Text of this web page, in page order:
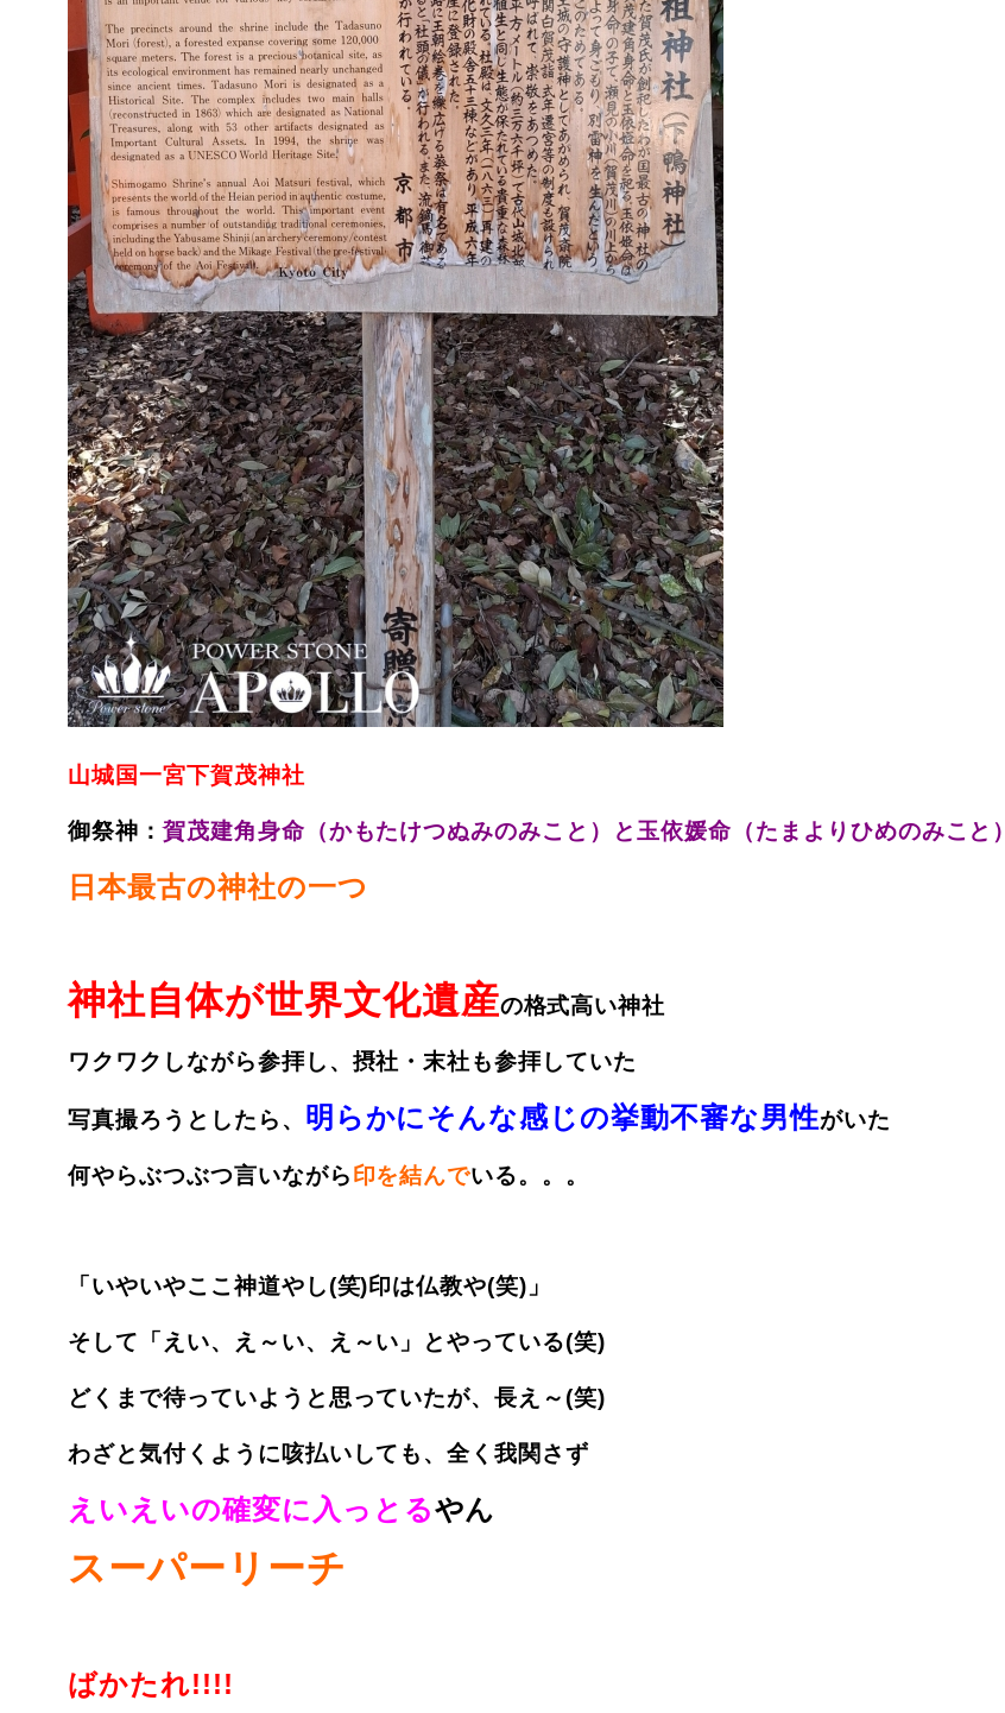
山城国一宮下賀茂神社
御祭神：賀茂建角身命（かもたけつぬみのみこと）と玉依媛命（たまよりひめのみこと）
日本最古の神社の一つ
神社自体が世界文化遺産の格式高い神社
ワクワクしながら参拝し、摂社・末社も参拝していた
写真撮ろうとしたら、 明らかにそんな感じの挙動不審な男性がいた
何やらぶつぶつ言いながら印を結んでいる。。。
「いやいやここ神道やし(笑)印は仏教や(笑)」
そして「えい、え～い、え～い」とやっている(笑)
どくまで待っていようと思っていたが、長え～(笑)
わざと気付くように咳払いしても、全く我関さず
えいえいの確変に入っとるやん
スーパーリーチ
ばかたれ!!!!